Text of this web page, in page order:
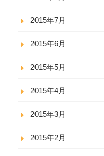
2015年7月
2015年6月
2015年5月
2015年4月
2015年3月
2015年2月